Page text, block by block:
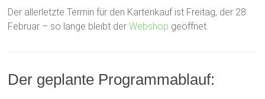
Der allerletzte Termin für den Kartenkauf ist Freitag, der 28.
Februar – so lange bleibt derWebshop geöffnet.
Der geplante Programmablauf: